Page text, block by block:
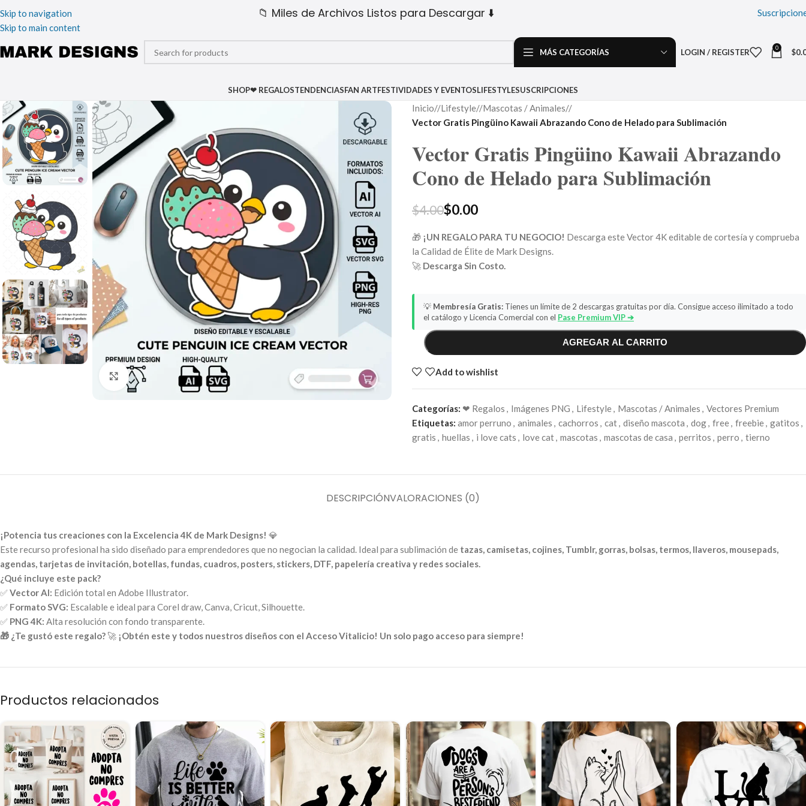
Skip to navigation
Skip to main content
📁 Miles de Archivos Listos para Descargar ⬇️
MÁS CATEGORÍAS LOGIN / REGISTER 0 $
SHOP❤ REGALOSTENDENCIASFAN ARTFESTIVIDADES Y EVENTOSLIFESTYLESUSCRIPCIONES
Click to enlarge
Inicio/ Lifestyle/ Mascotas / Animales/
Vector Gratis Pingüino Kawaii Abrazando Cono de Helado para Sublimación
Vector Gratis Pingüino Kawaii Abrazando
Cono de Helado para Sublimación
$4.00$0.00
🎁 ¡UN REGALO PARA TU NEGOCIO! Descarga este Vector 4K editable de cortesía y comprueba
la Calidad de Élite de Mark Designs.
🚀 Descarga Sin Costo.
AGREGAR AL CARRITO
💡 Membresía Gratis: Tienes un límite de 2 descargas gratuitas por día. Consigue acceso ilimitado a todo
el catálogo y Licencia Comercial con el Pase Premium VIP ➔
Add to wishlist
Categorías: ❤ Regalos , Imágenes PNG , Lifestyle, Mascotas / Animales , Vectores Premium
Etiquetas: amor perruno , animales , cachorros , cat, diseño mascota , dog, free, freebie, gatitos ,
gratis , huellas , i love cats , love cat, mascotas , mascotas de casa , perritos , perro , tierno
DESCRIPCIÓNVALORACIONES (0)
¡Potencia tus creaciones con la Excelencia 4K de Mark Designs! 💎
Este recurso profesional ha sido diseñado para emprendedores que no negocian la calidad. Ideal para sublimación de tazas, camisetas, cojines, Tumblr, gorras, bolsas, termos, llaveros, mousepads,
agendas, tarjetas de invitación, botellas, fundas, cuadros, posters, stickers, DTF, papelería creativa y redes sociales.
¿Qué incluye este pack?
✅Vector AI: Edición total en Adobe Illustrator.
✅ Formato SVG: Escalable e ideal para Corel draw, Canva, Cricut, Silhouette.
✅ PNG 4K: Alta resolución con fondo transparente.
🎁 ¿Te gustó este regalo? 🚀 ¡Obtén este y todos nuestros diseños con el Acceso Vitalicio! Un solo pago acceso para siempre!
Productos relacionados